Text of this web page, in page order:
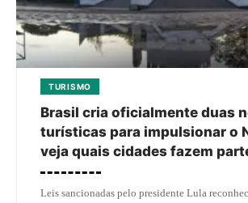
TURISMO
Brasil cria oficialmente duas
turísticas para impulsionar o
veja quais cidades fazem
Leis sancionadas pelo presidente Lula